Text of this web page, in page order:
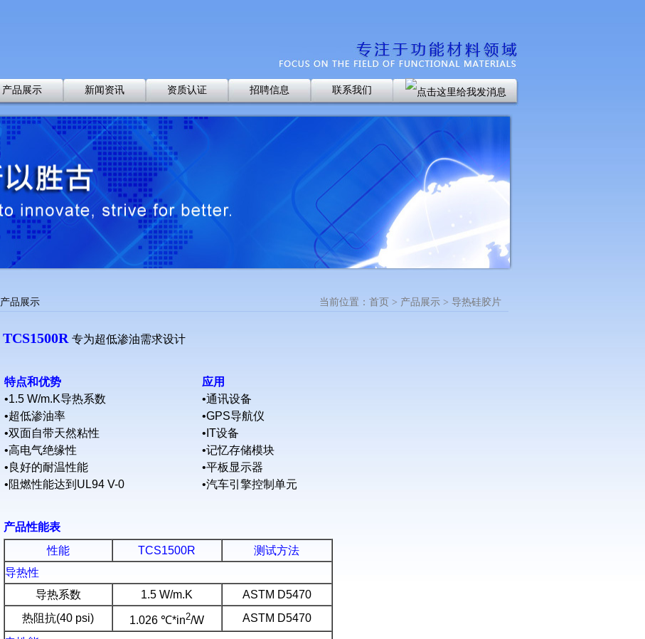
产品展示 新闻资讯 资质认证 招聘信息 联系我们
产品展示 当前位置：首页 > 产品展示 > 导热硅胶片
TCS1500R专为超低渗油需求设计
特点和优势
应用
•1.5 W/m.K导热系数
•通讯设备
•超低渗油率
•GPS导航仪
•双面自带天然粘性
•IT设备
•高电气绝缘性
•记忆存储模块
•良好的耐温性能
•平板显示器
•阻燃性能达到UL94 V-0
•汽车引擎控制单元
产品性能表
性能
TCS1500R
测试方法
导热性
导热系数
1.5 W/m.K
ASTM D5470
热阻抗(40 psi)
1.026 ℃*in2/W
ASTM D5470